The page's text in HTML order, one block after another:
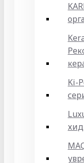
Ki-